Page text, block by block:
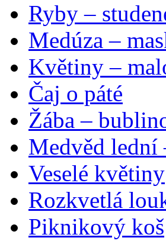
Ryby –
Medúza –
Květiny –
Čaj o páté
Žába –
Medvěd lední
Veselé květiny
Rozkvetlá
Piknikový koš